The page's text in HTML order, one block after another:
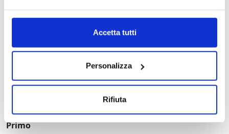
Accetta tutti
Personalizza
Rifiuta
Menù natalizio dietetico con calorie
Insalata di mare con verdure croccanti: 120 kcal per
porzione (200 g circa).
Carpaccio di salmone: 150 kcal per porzione (80 g di
salmone con limone e rucola).
Primo